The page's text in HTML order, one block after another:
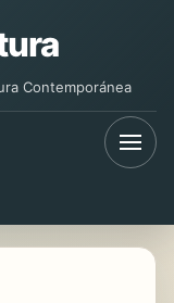
Contemporánea